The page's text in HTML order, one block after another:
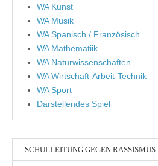
WA Kunst
WA Musik
WA Spanisch / Französisch
WA Mathematiik
WA Naturwissenschaften
WA Wirtschaft-Arbeit-Technik
WA Sport
Darstellendes Spiel
SCHULLEITUNG GEGEN RASSISMUS